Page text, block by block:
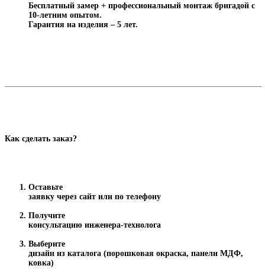
Бесплатный замер + профессиональный монтаж бригадой с
10-летним опытом.
Гарантия на изделия – 5 лет.
Как сделать заказ?
Оставьте
заявку через сайт или по телефону
Получите
консультацию инженера-технолога
Выберите
дизайн из каталога (порошковая окраска, панели МДФ,
ковка)